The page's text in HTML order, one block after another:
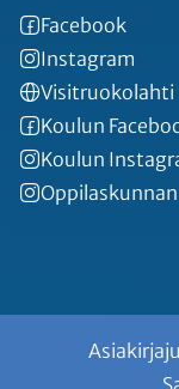
Facebook
Instagram
Visitruokolahti
Koulun
Koulun